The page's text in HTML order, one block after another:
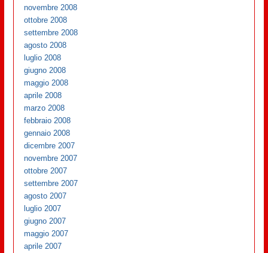
novembre 2008
ottobre 2008
settembre 2008
agosto 2008
luglio 2008
giugno 2008
maggio 2008
aprile 2008
marzo 2008
febbraio 2008
gennaio 2008
dicembre 2007
novembre 2007
ottobre 2007
settembre 2007
agosto 2007
luglio 2007
giugno 2007
maggio 2007
aprile 2007